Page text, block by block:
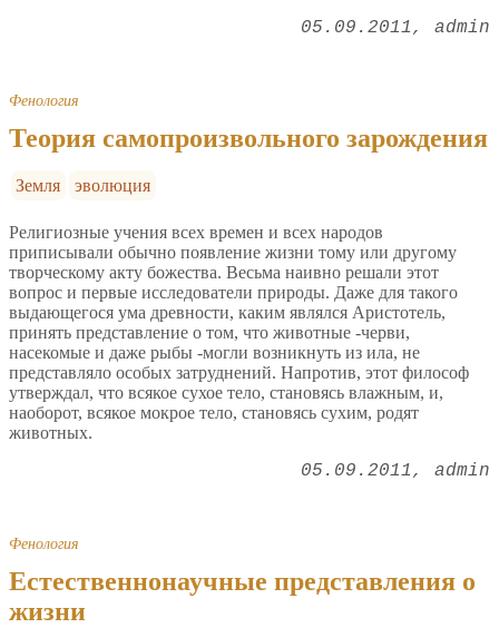
05.09.2011 admin
Фенология
Теория самопроизвольного зарождения
Земля эволюция
Религиозные учения всех времен и всех народов
приписывали обычно появление жизни тому или другому
творческому акту божества. Весьма наивно решали этот
вопрос и первые исследователи природы. Даже для такого
выдающегося ума древности, каким являлся Аристотель,
принять представление о том, что животные -черви,
насекомые и даже рыбы -могли возникнуть из ила, не
представляло особых затруднений. Напротив, этот философ
утверждал, что всякое сухое тело, становясь влажным, и,
наоборот, всякое мокрое тело, становясь сухим, родят
животных.
05.09.2011 admin
Фенология
Естественнонаучные представления о
жизни